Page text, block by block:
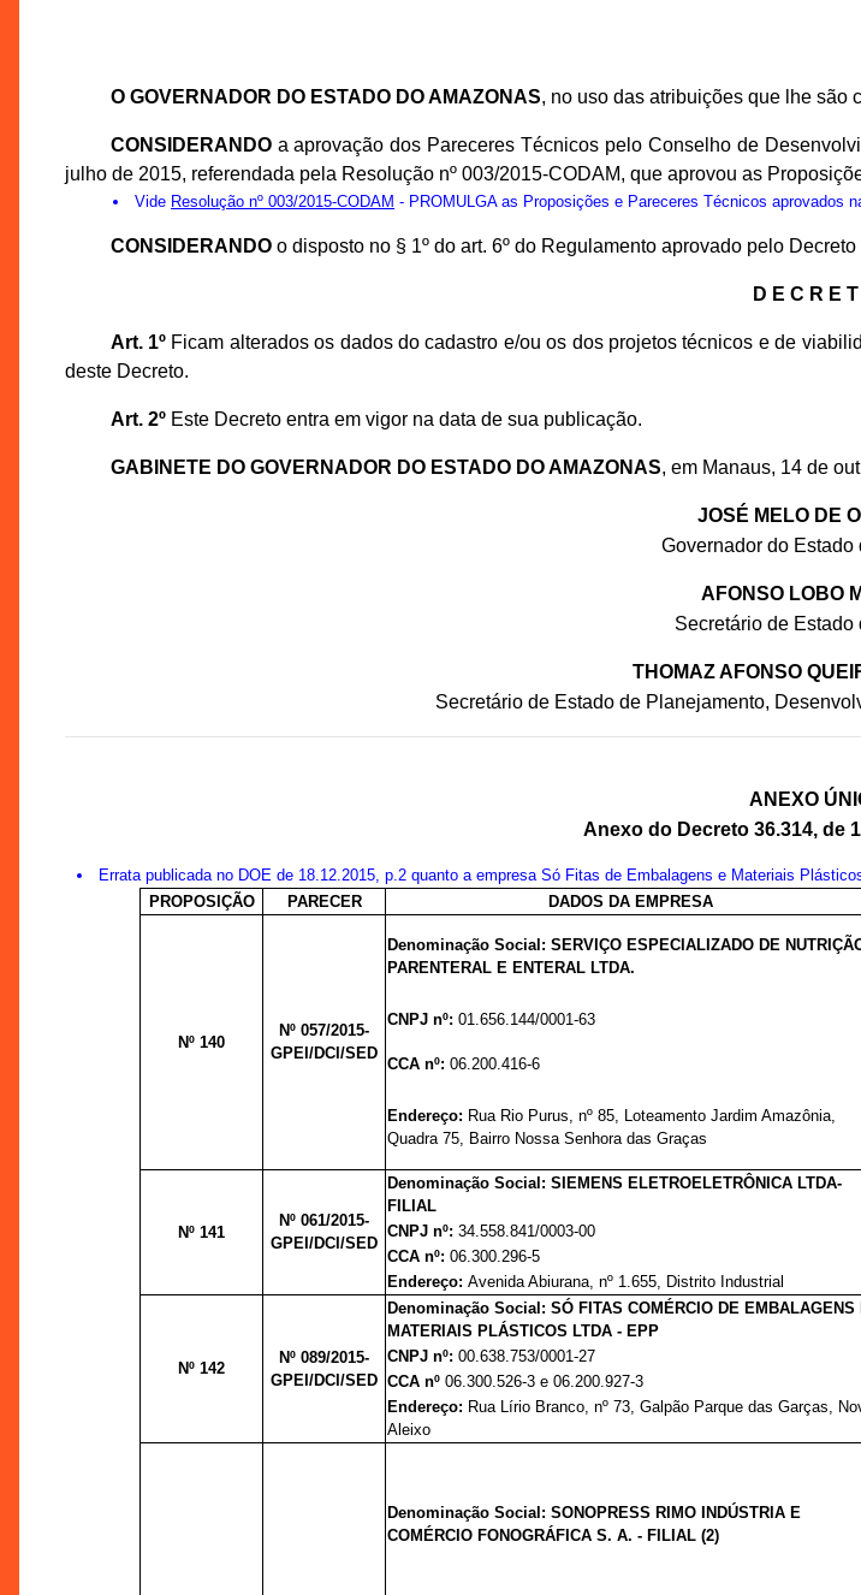
O GOVERNADOR DO ESTADO DO AMAZONAS, no uso das atribuições que lhe são
CONSIDERANDOa aprovação dos Pareceres Técnicos pelo Conselho de
julho de 2015, referendada pela Resolução nº 003/2015-CODAM, que aprovou as
Vide Resolução nº 003/2015-CODAM - PROMULGA as Proposições e Pareceres Técnicos aprovados
CONSIDERANDOo disposto no § 1º do art. 6º do Regulamento aprovado pelo
D E C R E
Art. 1ºFicam alterados os dados do cadastro e/ou os dos projetos técnicos e de
deste Decreto.
Art. 2ºEste Decreto entra em vigor na data de sua publicação.
GABINETE DO GOVERNADOR DO ESTADO DO AMAZONAS, em Manaus, 14 de
JOSÉ MELO DE
Governador do Estado
AFONSO LOBO
Secretário de Estado
THOMAZ AFONSO
Secretário de Estado de Planejamento,
ANEXO
Anexo do Decreto 36.314, de
Errata publicada no DOE de 18.12.2015, p.2 quanto a empresa Só Fitas de Embalagens e Materiais
PROPOSIÇÃO
PARECER DADOS DA EMPRESA
Nº 140
Nº 057/2015-
GPEI/DCI/SED
Denominação Social: SERVIÇO ESPECIALIZADO DE
PARENTERAL E ENTERAL LTDA.
CNPJ nº:01.656.144/0001-63
CCA nº:06.200.416-6
Endereço: Rua Rio Purus, nº 85, Loteamento Jardim Amazônia,
Quadra 75, Bairro Nossa Senhora das Graças
Nº 141
Nº 061/2015-
GPEI/DCI/SED
Denominação Social: SIEMENS ELETROELETRÔNICA LTDA-
FILIAL
CNPJ nº:34.558.841/0003-00
CCA nº:06.300.296-5
Endereço:Avenida Abiurana, nº 1.655, Distrito Industrial
Nº 142
Nº 089/2015-
GPEI/DCI/SED
Denominação Social: SÓ FITAS COMÉRCIO DE EMBALAGENS
MATERIAIS PLÁSTICOS LTDA - EPP
CNPJ nº:00.638.753/0001-27
CCA nº06.300.526-3 e 06.200.927-3
Endereço: Rua Lírio Branco, nº 73, Galpão Parque das Garças,
Aleixo
Denominação Social: SONOPRESS RIMO INDÚSTRIA E
COMÉRCIO FONOGRÁFICA S. A. - FILIAL (2)